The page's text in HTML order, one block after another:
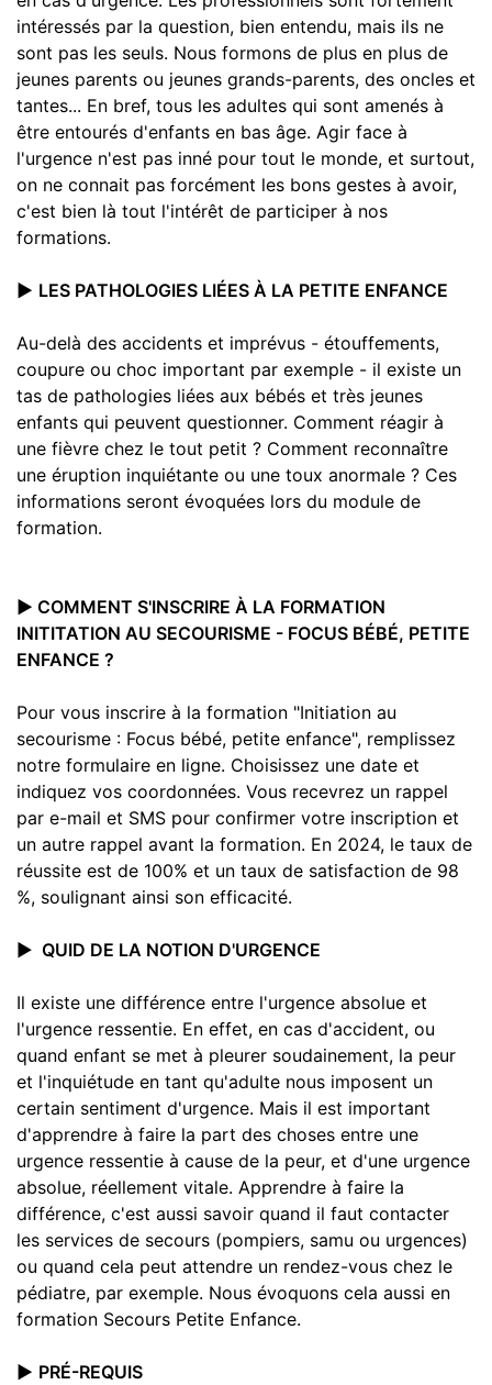
intéressés par la question, bien entendu, mais ils ne
sont pas les seuls. Nous formons de plus en plus de
jeunes parents ou jeunes grands-parents, des oncles et
tantes... En bref, tous les adultes qui sont amenés à
être entourés d'enfants en bas âge. Agir face à
l'urgence n'est pas inné pour tout le monde, et surtout,
on ne connait pas forcément les bons gestes à avoir,
c'est bien là tout l'intérêt de participer à nos
formations.
▶️ LES PATHOLOGIES LIÉES À LA PETITE ENFANCE
Au-delà des accidents et imprévus - étouffements,
coupure ou choc important par exemple - il existe un
tas de pathologies liées aux bébés et très jeunes
enfants qui peuvent questionner. Comment réagir à
une fièvre chez le tout petit ? Comment reconnaître
une éruption inquiétante ou une toux anormale ? Ces
informations seront évoquées lors du module de
formation.
▶️ COMMENT S'INSCRIRE À LA FORMATION
INITITATION AU SECOURISME - FOCUS BÉBÉ, PETITE
ENFANCE ?
Pour vous inscrire à la formation "Initiation au
secourisme : Focus bébé, petite enfance", remplissez
notre formulaire en ligne. Choisissez une date et
indiquez vos coordonnées. Vous recevrez un rappel
par e-mail et SMS pour confirmer votre inscription et
un autre rappel avant la formation. En 2024, le taux de
réussite est de 100% et un taux de satisfaction de 98
%, soulignant ainsi son efficacité.
▶️ QUID DE LA NOTION D'URGENCE
Il existe une différence entre l'urgence absolue et
l'urgence ressentie. En effet, en cas d'accident, ou
quand enfant se met à pleurer soudainement, la peur
et l'inquiétude en tant qu'adulte nous imposent un
certain sentiment d'urgence. Mais il est important
d'apprendre à faire la part des choses entre une
urgence ressentie à cause de la peur, et d'une urgence
absolue, réellement vitale. Apprendre à faire la
différence, c'est aussi savoir quand il faut contacter
les services de secours (pompiers, samu ou urgences)
ou quand cela peut attendre un rendez-vous chez le
pédiatre, par exemple. Nous évoquons cela aussi en
formation Secours Petite Enfance.
▶️ PRÉ-REQUIS